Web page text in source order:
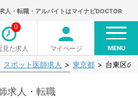
人・転職・アルバイトはマイナビDOCTOR
見た求人
0
マイページ MENU
スポット医師求人 東京都 台東区の
求人・転職